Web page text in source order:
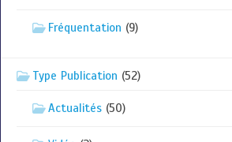
Fréquentation (9)
Type Publication (52)
Actualités (50)